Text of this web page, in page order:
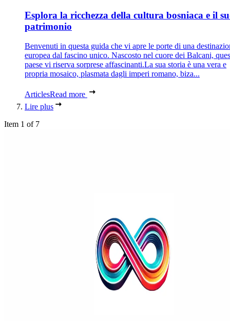
Esplora la ricchezza della cultura bosniaca e il
patrimonio
Benvenuti in questa guida che vi apre le porte di una
europea dal fascino unico. Nascosto nel cuore dei Balcani,
paese vi riserva sorprese affascinanti.La sua storia è una vera e
propria mosaico, plasmata dagli imperi romano, biza...
ArticlesRead more
Lire plus
Item 1 of 7